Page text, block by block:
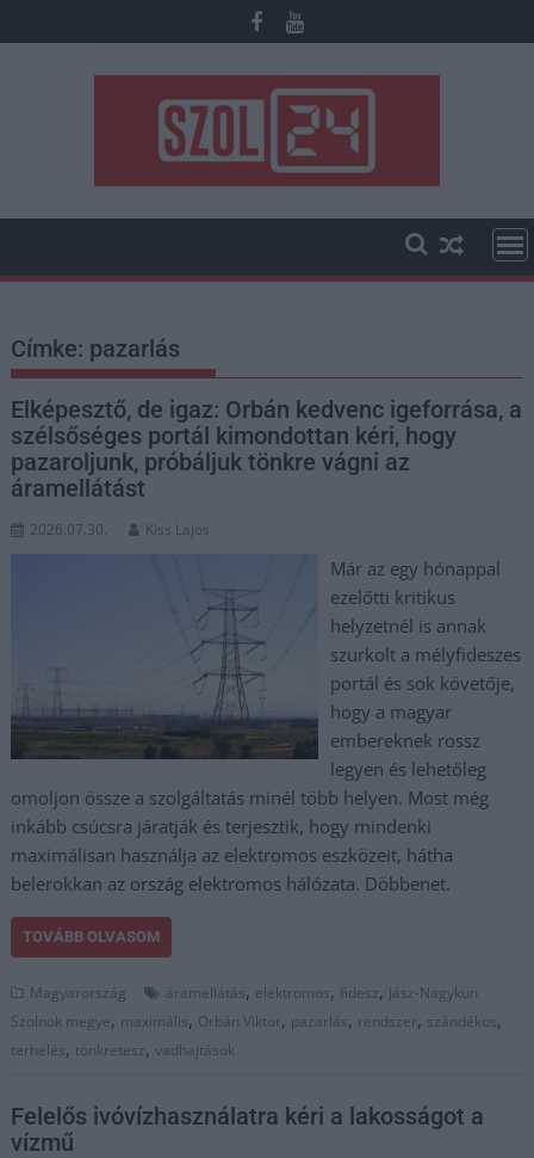
to
Címke: pazarlás
Elképesztő, de igaz: Orbán kedvenc igeforrása, a
szélsőséges portál kimondottan kéri, hogy
pazaroljunk, próbáljuk tönkre vágni az
áramellátást
2026.07.30. Kiss Lajos
Már az egy hónappal
ezelőtti kritikus
helyzetnél is annak
szurkolt a mélyfideszes
portál és sok követője,
hogy a magyar
embereknek rossz
legyen és lehetőleg
omoljon össze a szolgáltatás minél több helyen. Most még
inkább csúcsra járatják és terjesztik, hogy mindenki
maximálisan használja az elektromos eszközeit, hátha
belerokkan az ország elektromos hálózata. Döbbenet.
TOVÁBB OLVASOM
Magyarország áramellátás, elektromos, fidesz, Jász-Nagykun
Szolnok megye, maximális, Orbán Viktor, pazarlás, rendszer, szándékos,
terhelés, tönkretesz,vadhajtások
Felelős ivóvízhasználatra kéri a lakosságot a
vízmű